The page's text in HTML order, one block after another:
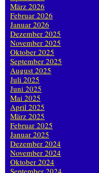
März 2026
Februar 2026
Januar 2026
Dezember 2025
November 2025
Oktober 2025
September 2025
August 2025
Juli 2025
Juni 2025
Mai 2025
April 2025
März 2025
Februar 2025
Januar 2025
Dezember 2024
November 2024
Oktober 2024
September 2024